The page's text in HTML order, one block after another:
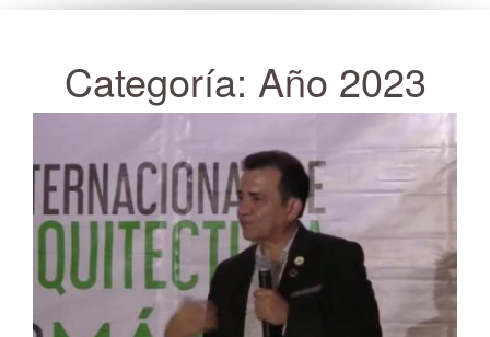
Categoría: Año 2023